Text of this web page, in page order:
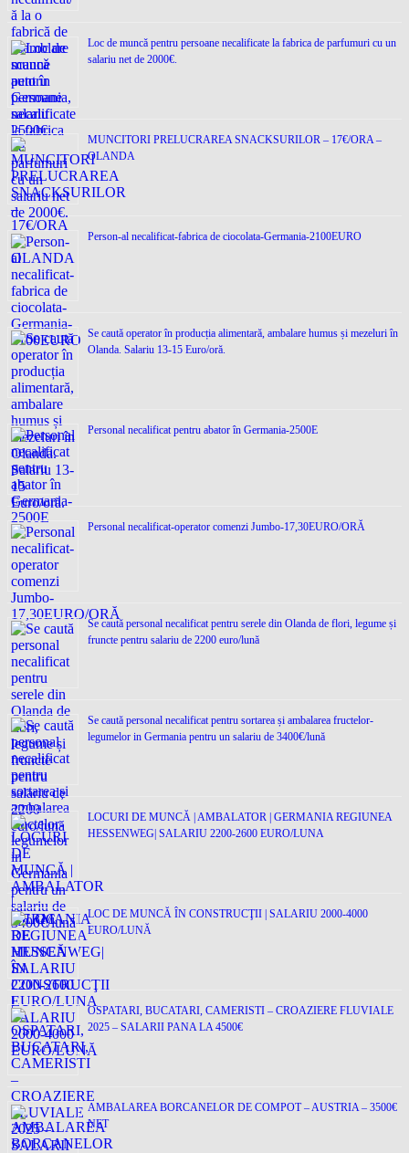
Loc de muncǎ pentru persoane necalificate la fabrica de parfumuri cu un
salariu net de 2000€.
MUNCITORI PRELUCRAREA SNACKSURILOR – 17€/ORA –
OLANDA
Person-al necalificat-fabrica de ciocolata-Germania-2100EURO
Se caută operator în producția alimentară, ambalare humus și mezeluri în
Olanda. Salariu 13-15 Euro/oră.
Personal necalificat pentru abator în Germania-2500E
Personal necalificat-operator comenzi Jumbo-17,30EURO/ORĂ
Se caută personal necalificat pentru serele din Olanda de flori, legume și
fruncte pentru salariu de 2200 euro/lună
Se caută personal necalificat pentru sortarea și ambalarea fructelor-
legumelor in Germania pentru un salariu de 3400€/lună
LOCURI DE MUNCĂ | AMBALATOR | GERMANIA REGIUNEA
HESSENWEG| SALARIU 2200-2600 EURO/LUNA
LOC DE MUNCĂ ÎN CONSTRUCŢII | SALARIU 2000-4000
EURO/LUNĂ
OSPATARI, BUCATARI, CAMERISTI – CROAZIERE FLUVIALE
2025 – SALARII PANA LA 4500€
AMBALAREA BORCANELOR DE COMPOT – AUSTRIA – 3500€
NET